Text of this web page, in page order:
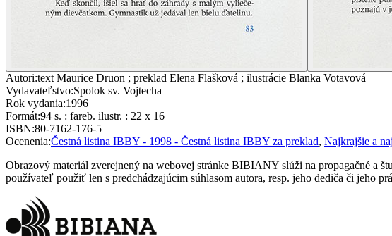
Autori:text Maurice Druon ; preklad Elena Flašková ; ilustrácie Blanka Votavová
Vydavateľstvo:Spolok sv. Vojtecha
Rok vydania:1996
Formát:94 s. : fareb. ilustr. : 22 x 16
ISBN:80-7162-176-5
Ocenenia:Čestná listina IBBY - 1998 - Čestná listina IBBY za preklad, Najkrajšie a
Obrazový materiál zverejnený na webovej stránke BIBIANY slúži na propagačné a
používateľ použiť len s predchádzajúcim súhlasom autora, resp. jeho dediča či jeho